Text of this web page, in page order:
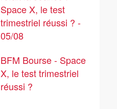
Space X, le test
trimestriel réussi ? -
05/08
BFM Bourse - Space
X, le test trimestriel
réussi ?